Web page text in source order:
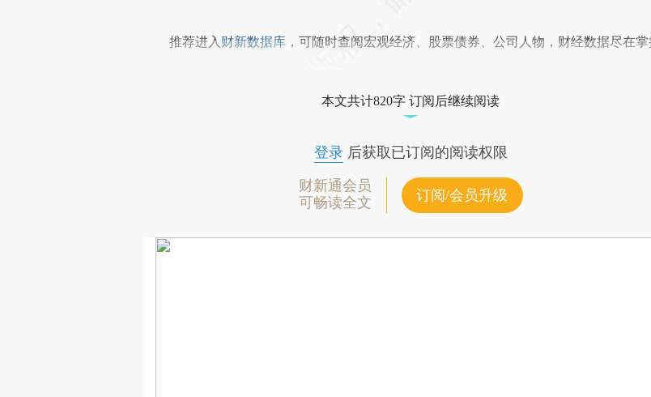
推荐进入 财新数据库 ，可随时查阅宏观经济、股票债券、公司人物，财经数据尽在掌
本文共计820字 订阅后继续阅读
登录后获取已订阅的阅读权限
财新通会员
可畅读全文
订阅/会员升级